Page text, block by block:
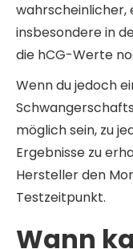
wahrscheinlicher,
insbesondere in
die hCG-Werte
Wenn du jedoch
möglich sein, zu
Ergebnisse zu
Hersteller den
Testzeitpunkt.
Wann